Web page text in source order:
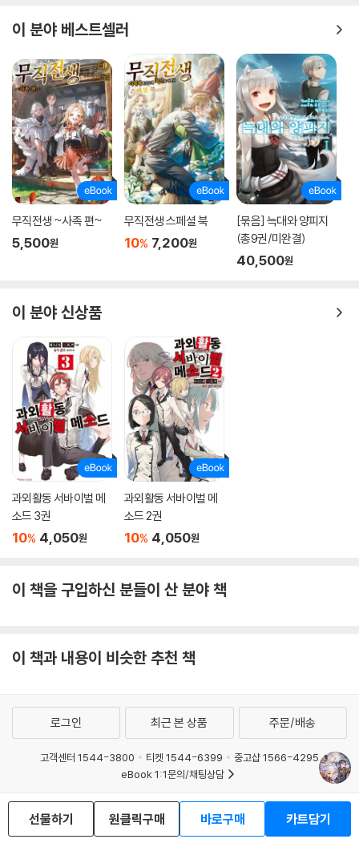
이 분야 베스트셀러
무직전생 ~사족 편~
5,500원
무직전생 스페셜 북
10% 7,200원
[묶음] 늑대와 양피지
(총9권/미완결)
40,500원
이 분야 신상품
과외활동 서바이벌 메
소드 3권
10% 4,050원
과외활동 서바이벌 메
소드 2권
10% 4,050원
이 책을 구입하신 분들이 산 분야 책
이 책과 내용이 비슷한 추천 책
선물하기 원클릭구매 바로구매 카트담기
로그인 최근 본 상품 주문/배송
고객센터 1544-3800 티켓 1544-6399
중고샵 1566-4295
eBook 1:1문의/채팅상담
예스이십사(주) 사업자 정보
이용약관
개인정보처리방침
청소년보호정책
PC버전
회사소개 거래처관계자께